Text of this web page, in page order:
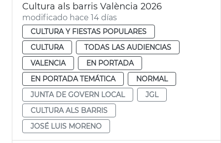
Cultura als barris València 2026
modificado hace 14 días
CULTURA Y FIESTAS POPULARES
CULTURA
TODAS LAS AUDIENCIAS
VALENCIA
EN PORTADA
EN PORTADA TEMÁTICA
NORMAL
JUNTA DE GOVERN LOCAL
JGL
CULTURA ALS BARRIS
JOSÉ LUIS MORENO